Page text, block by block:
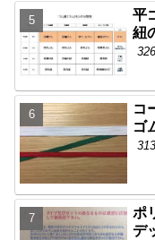
平
紐
コ
ゴ
ポ
デ